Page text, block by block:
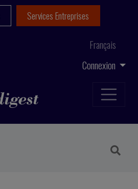
Connexion
Français
Services Entreprises